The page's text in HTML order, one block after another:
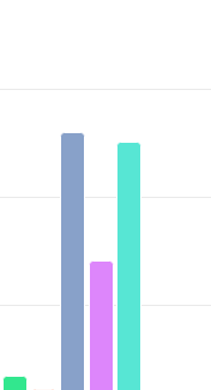
from 9921 to